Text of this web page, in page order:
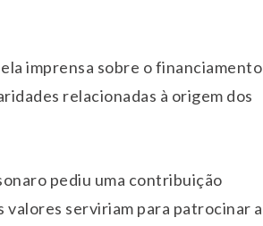
imprensa sobre o financiamento
relacionadas à origem dos
pediu uma contribuição
valores serviriam para patrocinar a